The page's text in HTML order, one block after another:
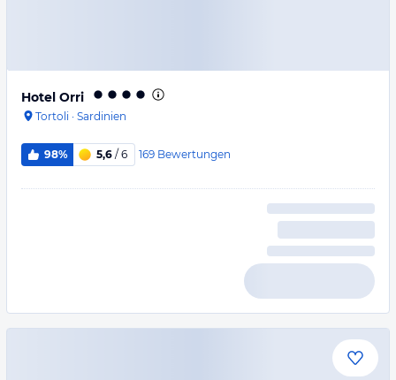
Hotel Orri
Tortoli · Sardinien
98% 5,6 / 6 169 Bewertungen